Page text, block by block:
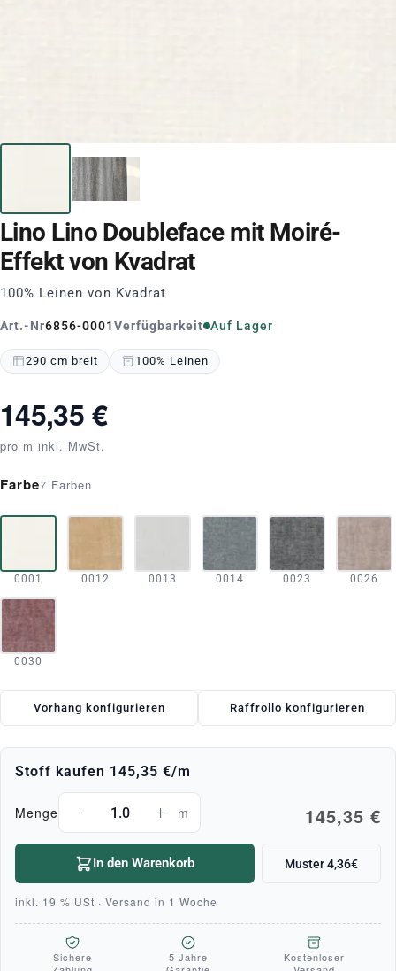
Lino Lino Doubleface mit Moiré-
Effekt von Kvadrat
100% Leinen von Kvadrat
Art.-Nr6856-0001Verfügbarkeit Auf Lager
290 cm breit 100% Leinen
145,35 €
pro m inkl. MwSt.
Farbe7 Farben
0001 0012 0013 0014 0023 0026
0030
Vorhang konfigurieren Raffrollo konfigurieren
Stoff kaufen 145,35 €/m
Menge - + m 145,35 €
In den Warenkorb Muster 4,36€
inkl. 19 % USt · Versand in 1 Woche
Sichere
5 Jahre
Kostenloser